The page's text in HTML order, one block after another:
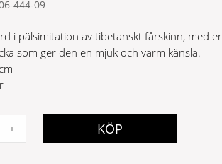
444-09
i pälsimitation av tibetanskt fårskinn, med
som ger den en mjuk och varm känsla.
+ KÖP